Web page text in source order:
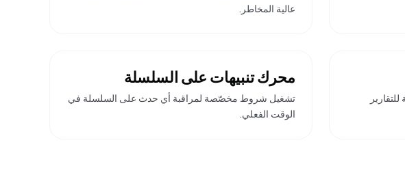
عالية المخاطر.
محرك تنبيهات على السلسلة
تشغيل شروط مخصّصة لمراقبة أي حدث على السلسلة في
الوقت الفعلي.